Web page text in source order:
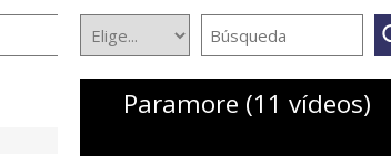
Paramore (11 vídeos)